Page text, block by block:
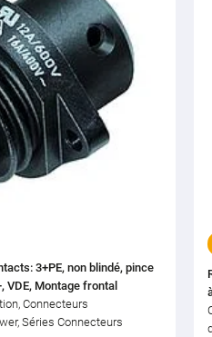
3+PE, non blindé, pince
VDE, Montage frontal
Connecteurs
Séries Connecteurs